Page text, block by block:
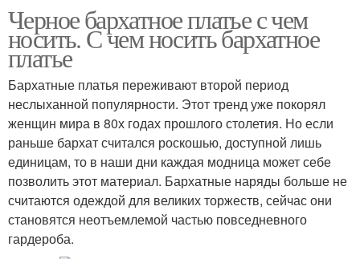
Черное бархатное платье с чем
носить. С чем носить бархатное
платье
Бархатные платья переживают второй период
неслыханной популярности. Этот тренд уже покорял
женщин мира в 80х годах прошлого столетия. Но если
раньше бархат считался роскошью, доступной лишь
единицам, то в наши дни каждая модница может себе
позволить этот материал. Бархатные наряды больше не
считаются одеждой для великих торжеств, сейчас они
становятся неотъемлемой частью повседневного
гардероба.